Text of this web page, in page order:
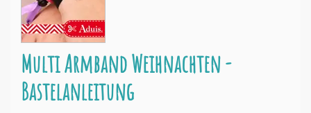
Multi Armband Weihnachten -
Bastelanleitung